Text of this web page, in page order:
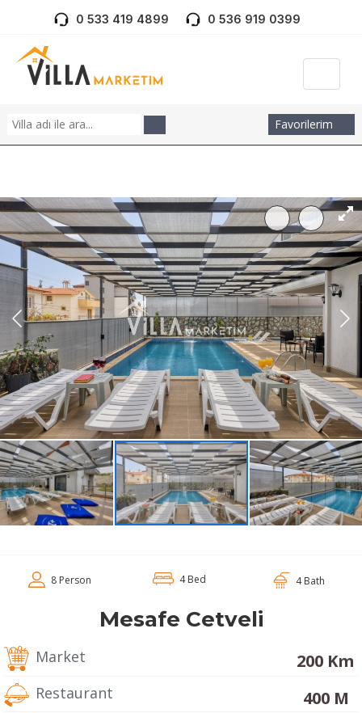
0 533 419 4899 0 536 919 0399
Favorilerim
8 Person 4 Bed 4 Bath
Mesafe Cetveli
Market 200 Km
Restaurant 400 M